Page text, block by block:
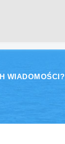
WIADOMOŚCI?